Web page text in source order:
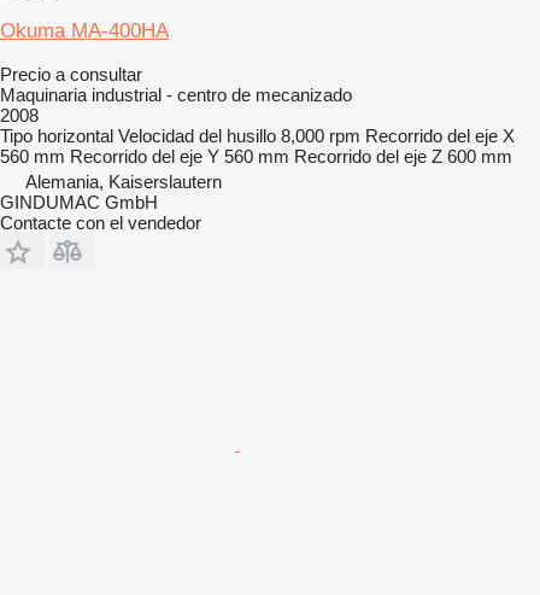
Okuma MA-400HA
Precio a consultar
Maquinaria industrial - centro de mecanizado
2008
Tipo horizontal Velocidad del husillo 8,000 rpm Recorrido del eje X
560 mm Recorrido del eje Y 560 mm Recorrido del eje Z 600 mm
Alemania, Kaiserslautern
GINDUMAC GmbH
Contacte con el vendedor